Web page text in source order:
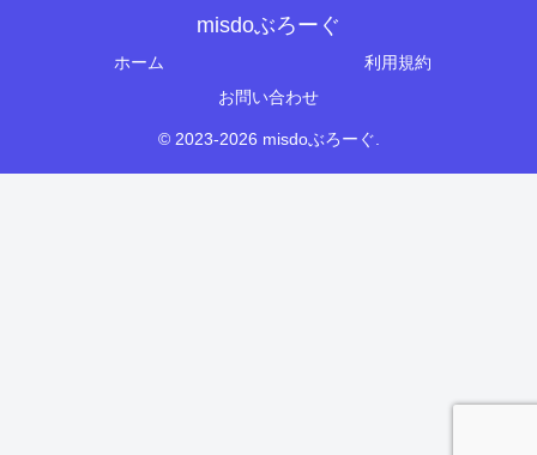
misdoぶろーぐ
ホーム
利用規約
お問い合わせ
© 2023-2026 misdoぶろーぐ.